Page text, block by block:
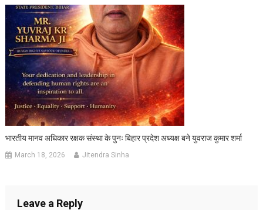
भारतीय मानव अधिकार रक्षक संस्था के पुनः बिहार प्रदेश अध्यक्ष बने युवराज कुमार शर्मा
March 18, 2026 Jitendra Sinha
Leave a Reply